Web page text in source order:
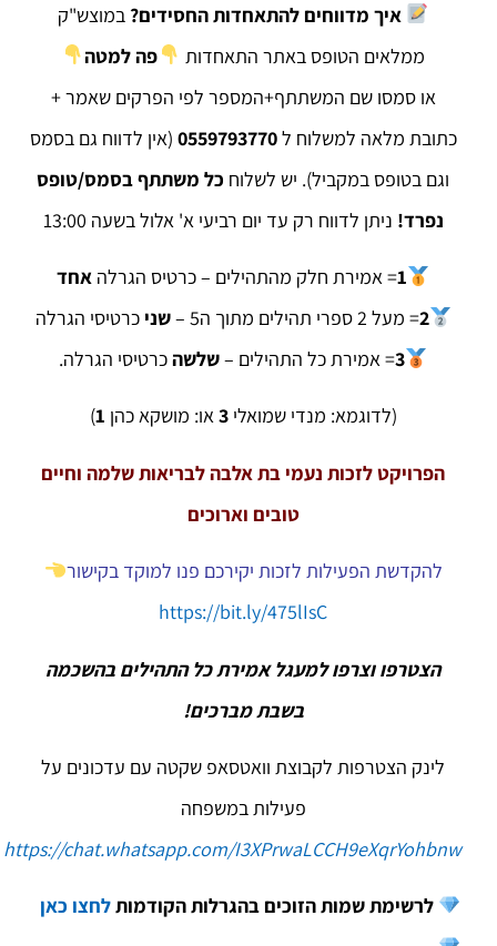
איך מדווחים להתאחדות החסידים? במוצש"ק
ממלאים הטופס באתר התאחדות
פה למטה
או סמסו שם המשתתף+המספר לפי הפרקים שאמר +
כתובת מלאה למשלוח ל0559793770 (אין לדווח גם בסמס
וגם בטופס במקביל). יש לשלוח כל משתתף בסמס/טופס
נפרד! ניתן לדווח רק עד יום רביעי א' אלול בשעה 13:00
1= אמירת חלק מהתהילים – כרטיס הגרלה אחד
2= מעל 2 ספרי תהילים מתוך ה5 – שני כרטיסי הגרלה
3= אמירת ‏כל התהילים –שלשהכרטיסי הגרלה.
(לדוגמא: מנדי שמואלי3או: מושקא כהן 1
)
הפרויקט לזכות נעמי בת אלבה לבריאות שלמה וחיים
טובים וארוכים
להקדשת הפעילות לזכות יקירכם פנו למוקד בקישור
https://bit.ly/475lIsC
הצטרפו וצרפו למעגל אמירת כל התהילים בהשכמה
בשבת מברכים!
לינק הצטרפות לקבוצת וואטסאפ שקטה עם עדכונים על
פעילות במשפחה
https://chat.whatsapp.com/I3XPrwaLCCH9eXqrYohbnw
לרשימת שמות הזוכים בהגרלות הקודמותלחצו כאן